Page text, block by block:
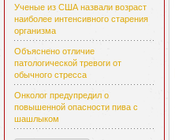
Ученые из США назвали возраст
наиболее интенсивного старения
организма
Объяснено отличие
патологической тревоги от
обычного стресса
Онколог предупредил о
повышенной опасности пива с
шашлыком